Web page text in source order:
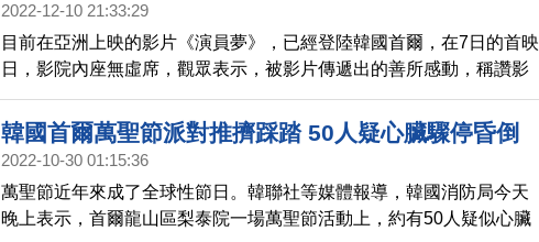
2022-12-10 21:33:29
目前在亞洲上映的影片《演員夢》，已經登陸韓國首爾，在7日的首映
日，影院內座無虛席，觀眾表示，被影片傳遞出的善所感動，稱讚影
片給人們帶來希望。
韓國首爾萬聖節派對推擠踩踏 50人疑心臟驟停昏倒
2022-10-30 01:15:36
萬聖節近年來成了全球性節日。韓聯社等媒體報導，韓國消防局今天
晚上表示，首爾龍山區梨泰院一場萬聖節活動上，約有50人疑似心臟